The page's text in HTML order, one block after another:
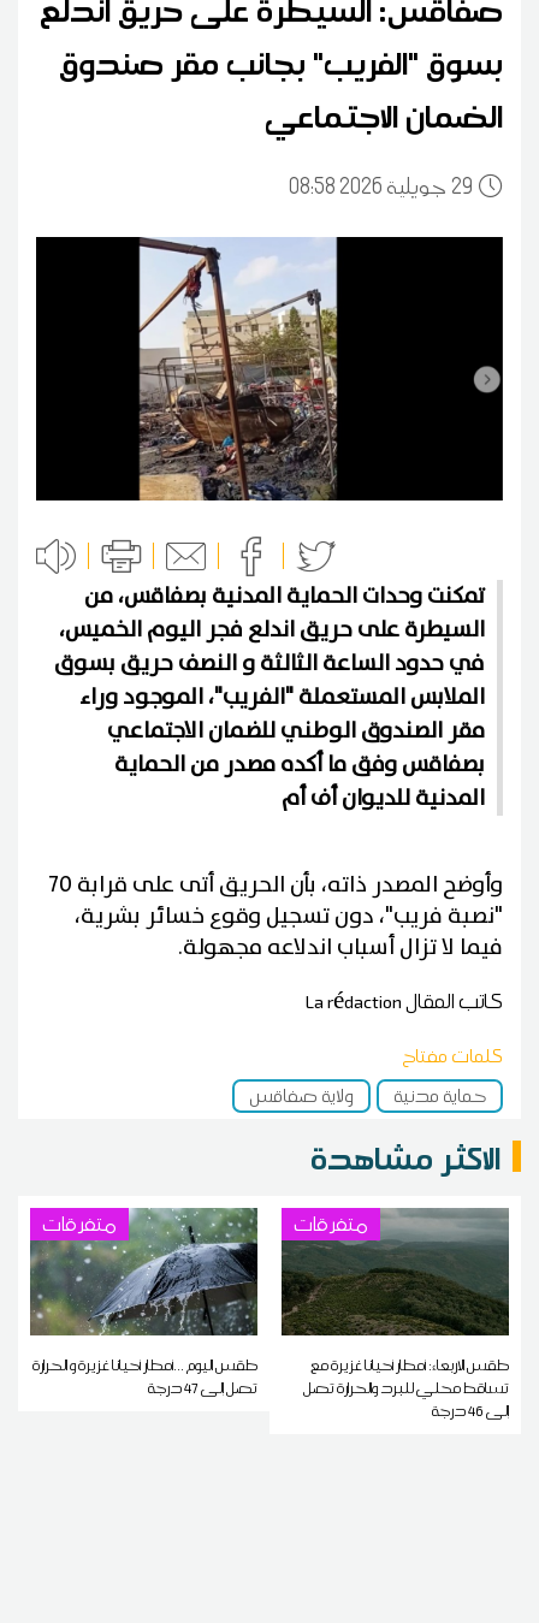
بسوق "الفريب" بجانب مقر صندوق
الضمان الاجتماعي
29 08:58 2026 جويلية
تمكنت وحدات الحماية المدنية بصفاقس، من
السيطرة على حريق اندلع فجر اليوم الخميس،
في حدود الساعة الثالثة و النصف حريق بسوق
الملابس المستعملة "الفريب"، الموجود وراء
مقر الصندوق الوطني للضمان الاجتماعي
بصفاقس وفق ما أكده مصدر من الحماية
المدنية للديوان أف أم
وأوضح المصدر ذاته، بأن الحريق أتى على قرابة 70
"نصبة فريب"، دون تسجيل وقوع خسائر بشرية،
فيما لا تزال أسباب اندلاعه مجهولة.
كاتب المقالLa rédaction
كلمات مفتاح
حماية مدنية
ولاية صفاقس
الاكثر مشاهدة
متفرقات
طقس الاربعاء: أمطار أحيانا غزيرة مع
تساقط محلي للبرد والحرارة تصل
إلى 46 درجة
متفرقات
طقس اليوم ...أمطار أحيانا غزيرة و الحرارة
تصل إلى 47 درجة